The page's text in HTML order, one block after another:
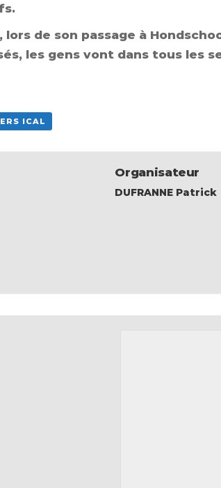
de son passage à
les gens vont dans tous les
ICAL
Organisateur
DUFRANNE Patrick